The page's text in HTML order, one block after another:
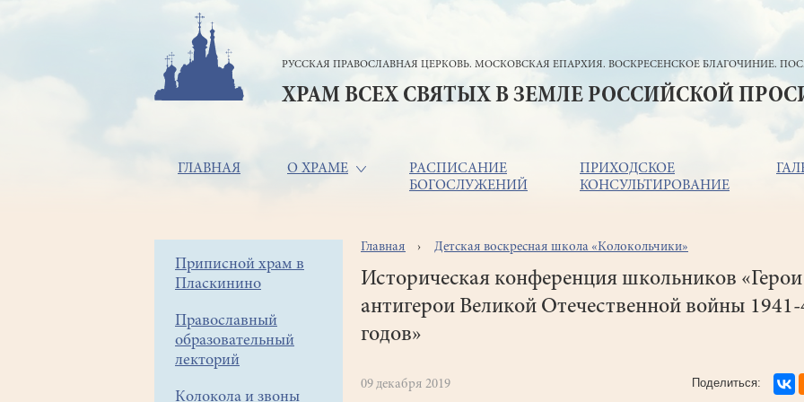
РУССКАЯ ПРАВОСЛАВНАЯ ЦЕРКОВЬ. МОСКОВСКАЯ ЕПАРХИЯ. ВОСКРЕСЕНСКОЕ БЛАГОЧИНИЕ.
ХРАМ ВСЕХ СВЯТЫХ В ЗЕМЛЕ РОССИЙСКОЙ
Основная
ГЛАВНАЯ О ХРАМЕ
РАСПИСАНИЕ
БОГОСЛУЖЕНИЙ
ПРИХОДСКОЕ
КОНСУЛЬТИРОВАНИЕ
Боковое
меню
Приписной храм в
Пласкинино
Православный
образовательный
лекторий
Колокола и звоны
Строка
навигации
Главная Детская воскресная школа «Колокольчики»
Историческая конференция школьников
антигерои Великой Отечественной войны 1941-
годов»
09 декабря 2019